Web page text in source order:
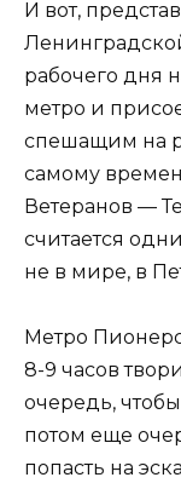
И вот,
рабочего дня
метро и
спешащим на
самому
Ветеранов —
считается
не в мире, в
Метро
8-9 часов
очередь,
потом еще
попасть на